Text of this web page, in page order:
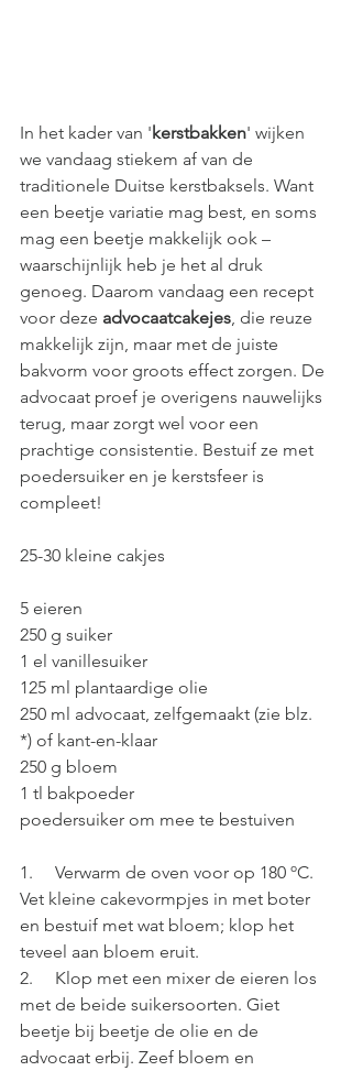
In het kader van 'kerstbakken' wijken
we vandaag stiekem af van de
traditionele Duitse kerstbaksels. Want
een beetje variatie mag best, en soms
mag een beetje makkelijk ook –
waarschijnlijk heb je het al druk
genoeg. Daarom vandaag een recept
voor deze advocaatcakejes , die reuze
makkelijk zijn, maar met de juiste
bakvorm voor groots effect zorgen. De
advocaat proef je overigens nauwelijks
terug, maar zorgt wel voor een
prachtige consistentie. Bestuif ze met
poedersuiker en je kerstsfeer is
compleet!
25-30 kleine cakjes
5 eieren
250 g suiker
1 el vanillesuiker
125 ml plantaardige olie
250 ml advocaat, zelfgemaakt (zie blz.
*) of kant-en-klaar
250 g bloem
1 tl bakpoeder
poedersuiker om mee te bestuiven
1.     Verwarm de oven voor op 180 ºC.
Vet kleine cakevormpjes in met boter
en bestuif met wat bloem; klop het
teveel aan bloem eruit.
2.     Klop met een mixer de eieren los
met de beide suikersoorten. Giet
beetje bij beetje de olie en de
advocaat erbij. Zeef bloem en